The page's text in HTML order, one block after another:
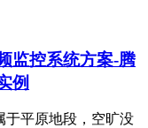
监控系统方案-腾
例
于平原地段，空旷没